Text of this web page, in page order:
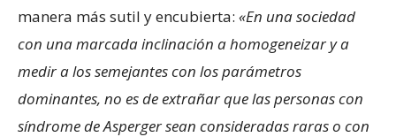
manera más sutil y encubierta: «En una sociedad
con una marcada inclinación a homogeneizar y a
medir a los semejantes con los parámetros
dominantes, no es de extrañar que las personas con
síndrome de Asperger sean consideradas raras o con